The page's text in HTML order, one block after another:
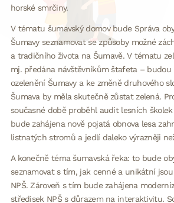
horské smrčiny.
V tématu šumavský domov bude Správa
Šumavy seznamovat se způsoby možné
a tradičního života na Šumavě. V tématu
mj. předána návštěvníkům štafeta –
ozelenění Šumavy a ke změně druhového
Šumava by měla skutečně zůstat zelená.
současné době proběhl audit lesních
bude zahájena nově pojatá obnova lesa
listnatých stromů a jedlí daleko výrazněji
A konečně téma šumavská řeka: to bude
seznamovat s tím, jak cenné a unikátní
NPŠ. Zároveň s tím bude zahájena
středisek NPŠ s důrazem na interaktivitu.